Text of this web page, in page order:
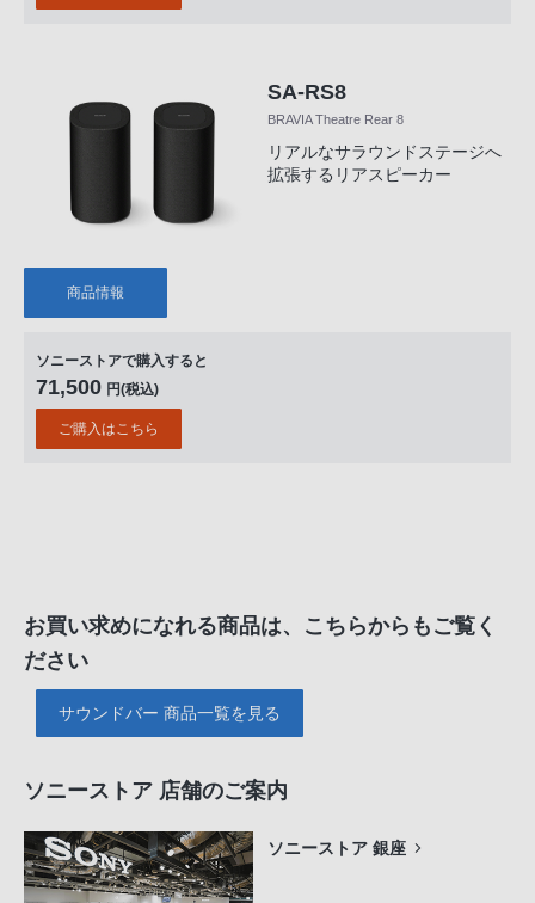
SA-RS8
BRAVIA Theatre Rear 8
リアルなサラウンドステージへ
拡張するリアスピーカー
商品情報
ソニーストアで購入すると
71,500 円(税込)
ご購入はこちら
お買い求めになれる商品は、こちらからもご覧く
ださい
サウンドバー 商品一覧を見る
ソニーストア 店舗のご案内
ソニーストア 銀座